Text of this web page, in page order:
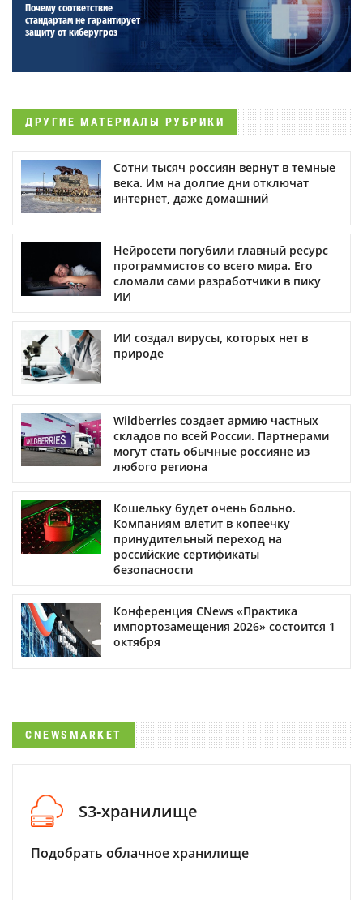
Почему соответствие
стандартам не гарантирует
защиту от киберугроз
ДРУГИЕ МАТЕРИАЛЫ РУБРИКИ
Сотни тысяч россиян вернут в темные
века. Им на долгие дни отключат
интернет, даже домашний
Нейросети погубили главный ресурс
программистов со всего мира. Его
сломали сами разработчики в пику
ИИ
ИИ создал вирусы, которых нет в
природе
Wildberries создает армию частных
складов по всей России. Партнерами
могут стать обычные россияне из
любого региона
Кошельку будет очень больно.
Компаниям влетит в копеечку
принудительный переход на
российские сертификаты
безопасности
Конференция CNews «Практика
импортозамещения 2026» состоится 1
октября
CNEWSMARKET
S3-хранилище
Подобрать облачное хранилище